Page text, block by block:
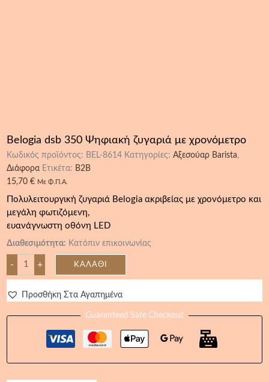
Belogia dsb 350 Ψηφιακή ζυγαριά με χρονόμετρο
Κωδικός προϊόντος: BEL-8614 Κατηγορίες:Αξεσούαρ Barista,
Διάφορα Ετικέτα: B2B
15,70€ Με Φ.Π.Α.
Πολυλειτουργική ζυγαριά Belogia ακριβείας με χρονόμετρο και
μεγάλη φωτιζόμενη,
ευανάγνωστη οθόνη LED
Διαθεσιμότητα: Κατόπιν επικοινωνίας
- + ΚΑΛΆΘΙ
Προσθήκη Στα Αγαπημένα
Guaranteed Safe Checkout